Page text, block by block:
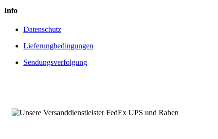
Info
Datenschutz
Lieferungbedingungen
Sendungsverfolgung